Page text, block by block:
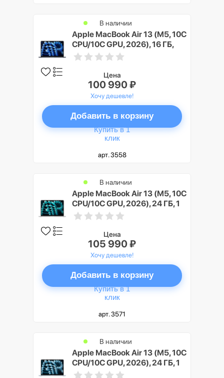
Apple MacBook Air 13 (M5, 10C
CPU/10C GPU, 2026), 16 ГБ,
512 ГБ SSD, Темная ночь
В наличии
Цена
100 990 ₽
Хочу дешевле!
Добавить в корзину
Купить в 1
клик
арт. 3558
Apple MacBook Air 13 (M5, 10C
CPU/10C GPU, 2026), 24 ГБ, 1
ТБ SSD, Cеребристый (Silver)
В наличии
Цена
105 990 ₽
Хочу дешевле!
Добавить в корзину
Купить в 1
клик
арт. 3571
Apple MacBook Air 13 (M5, 10C
CPU/10C GPU, 2026), 24 ГБ, 1
ТБ SSD, Небесно-голубой
В наличии